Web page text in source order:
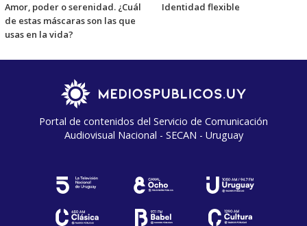
Amor, poder o serenidad. ¿Cuál
de estas máscaras son las que
usas en la vida?
Identidad flexible
Portal de contenidos del Servicio de Comunicación
Audiovisual Nacional - SECAN - Uruguay